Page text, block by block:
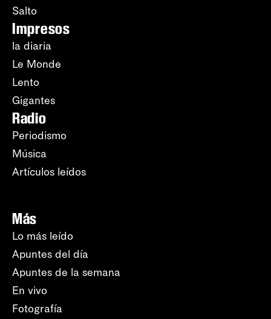
Salto
Impresos
la diaria
Le Monde
Lento
Gigantes
Radio
Periodismo
Música
Artículos leídos
Más
Lo más leído
Apuntes del día
Apuntes de la semana
En vivo
Fotografía